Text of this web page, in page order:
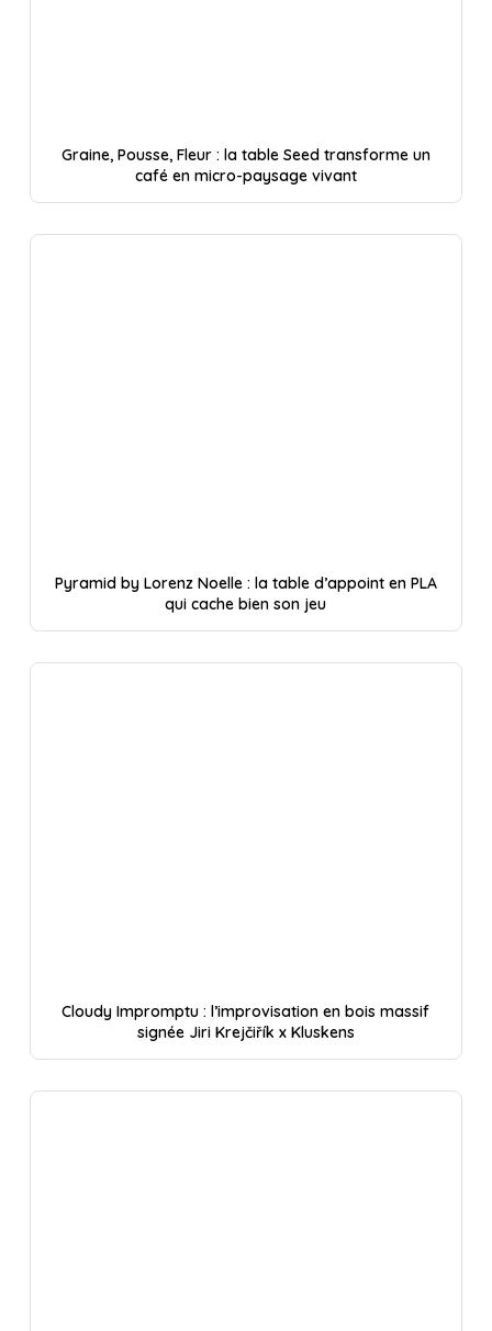
Graine, Pousse, Fleur : la table Seed transforme un
café en micro-paysage vivant
Pyramid by Lorenz Noelle : la table d’appoint en PLA
qui cache bien son jeu
Cloudy Impromptu : l’improvisation en bois massif
signée Jiri Krejčiřík x Kluskens